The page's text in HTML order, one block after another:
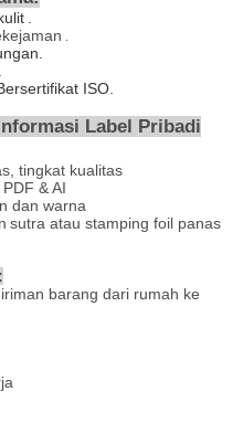
.
.
ISO.
Label Pribadi
tingkat kualitas
& AI
dan warna
sutra atau stamping foil panas
barang dari rumah ke